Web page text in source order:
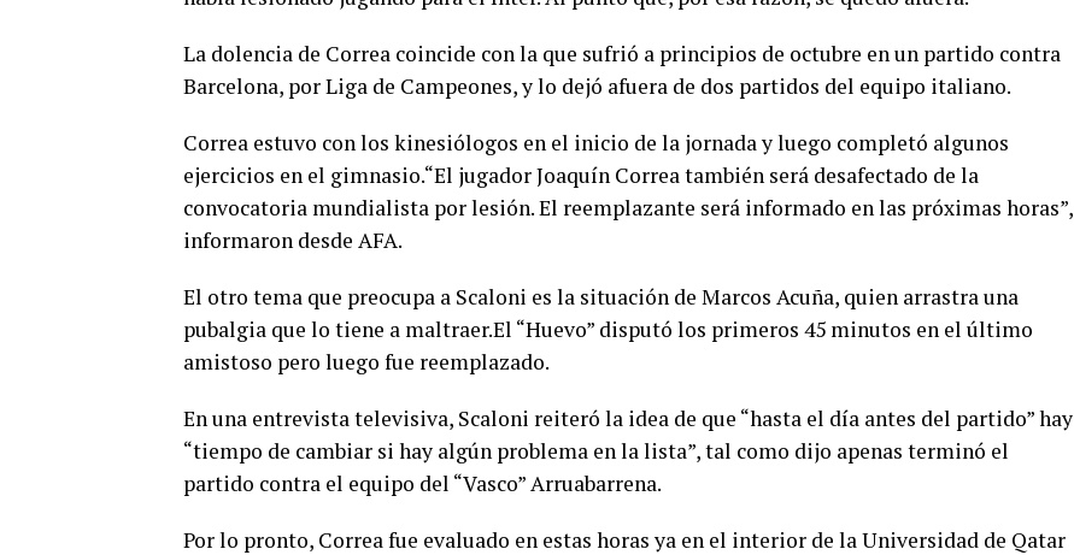
La dolencia de Correa coincide con la que sufrió a principios de octubre en un partido contra
Barcelona, por Liga de Campeones, y lo dejó afuera de dos partidos del equipo italiano.
Correa estuvo con los kinesiólogos en el inicio de la jornada y luego completó algunos
ejercicios en el gimnasio.“El jugador Joaquín Correa también será desafectado de la
convocatoria mundialista por lesión. El reemplazante será informado en las próximas horas”,
informaron desde AFA.
El otro tema que preocupa a Scaloni es la situación de Marcos Acuña, quien arrastra una
pubalgia que lo tiene a maltraer.El “Huevo” disputó los primeros 45 minutos en el último
amistoso pero luego fue reemplazado.
En una entrevista televisiva, Scaloni reiteró la idea de que “hasta el día antes del partido” hay
“tiempo de cambiar si hay algún problema en la lista”, tal como dijo apenas terminó el
partido contra el equipo del “Vasco” Arruabarrena.
Por lo pronto, Correa fue evaluado en estas horas ya en el interior de la Universidad de Qatar